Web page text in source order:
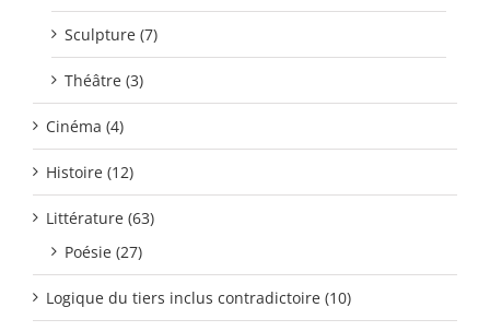
Sculpture (7)
Théâtre (3)
Cinéma (4)
Histoire (12)
Littérature (63)
Poésie (27)
Logique du tiers inclus contradictoire (10)